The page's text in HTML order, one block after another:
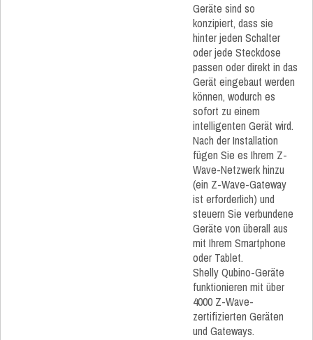
Geräte sind so
konzipiert, dass sie
hinter jeden Schalter
oder jede Steckdose
passen oder direkt in das
Gerät eingebaut werden
können, wodurch es
sofort zu einem
intelligenten Gerät wird.
Nach der Installation
fügen Sie es Ihrem Z-
Wave-Netzwerk hinzu
(ein Z-Wave-Gateway
ist erforderlich) und
steuern Sie verbundene
Geräte von überall aus
mit Ihrem Smartphone
oder Tablet.
Shelly Qubino-Geräte
funktionieren mit über
4000 Z-Wave-
zertifizierten Geräten
und Gateways.